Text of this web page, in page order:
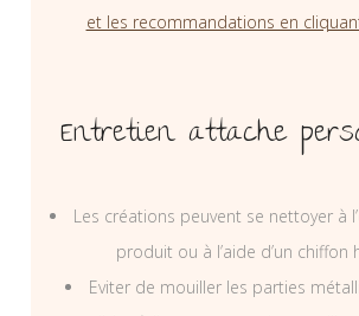
et les recommandations en
Entretien attache
Les créations peuvent se nettoyer à
produit ou à l’aide d’un chiffon
Eviter de mouiller les parties